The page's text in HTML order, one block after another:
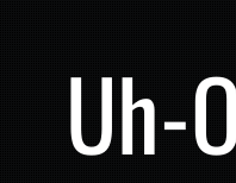
Uh-